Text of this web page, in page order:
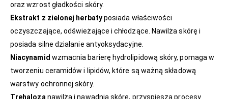
oraz wzrost gładkości skóry.
Ekstrakt z zielonej herbatyposiada właściwości
oczyszczające, odświeżające i chłodzące. Nawilża skórę i
posiada silne działanie antyoksydacyjne.
Niacynamid wzmacnia barierę hydrolipidową skóry, pomaga w
tworzeniu ceramidów i lipidów, które są ważną składową
warstwy ochronnej skóry.
Trehalozanawilża i nawadnia skórę, przyspiesza procesy